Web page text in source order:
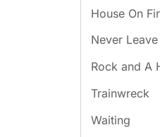
House On
Never Leave
Rock and A
Trainwreck
Waiting